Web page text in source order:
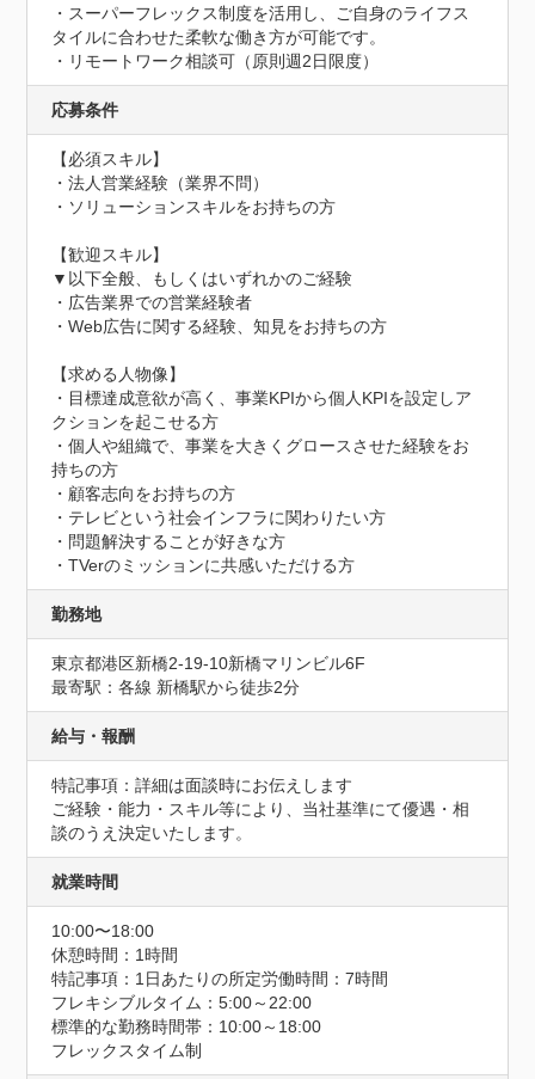
・スーパーフレックス制度を活用し、ご自身のライフス
タイルに合わせた柔軟な働き方が可能です。
・リモートワーク相談可（原則週2日限度）
応募条件
【必須スキル】
・法人営業経験（業界不問）
・ソリューションスキルをお持ちの方
【歓迎スキル】
▼以下全般、もしくはいずれかのご経験
・広告業界での営業経験者
・Web広告に関する経験、知見をお持ちの方
【求める人物像】
・目標達成意欲が高く、事業KPIから個人KPIを設定しア
クションを起こせる方
・個人や組織で、事業を大きくグロースさせた経験をお
持ちの方
・顧客志向をお持ちの方
・テレビという社会インフラに関わりたい方
・問題解決することが好きな方
・TVerのミッションに共感いただける方
勤務地
東京都港区新橋2-19-10新橋マリンビル6F
最寄駅：各線 新橋駅から徒歩2分
給与・報酬
特記事項：詳細は面談時にお伝えします
ご経験・能力・スキル等により、当社基準にて優遇・相
談のうえ決定いたします。
就業時間
10:00〜18:00
休憩時間：1時間
特記事項：1日あたりの所定労働時間：7時間
フレキシブルタイム：5:00～22:00
標準的な勤務時間帯：10:00～18:00
フレックスタイム制